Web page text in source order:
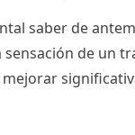
saber de
de un